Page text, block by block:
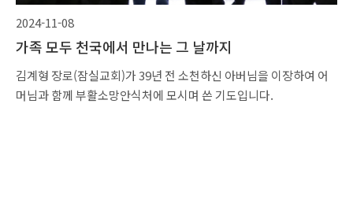
2024-11-08
가족 모두 천국에서 만나는 그 날까지
김계형 장로(잠실교회)가 39년 전 소천하신 아버님을 이장하여 어
머님과 함께 부활소망안식처에 모시며 쓴 기도입니다.